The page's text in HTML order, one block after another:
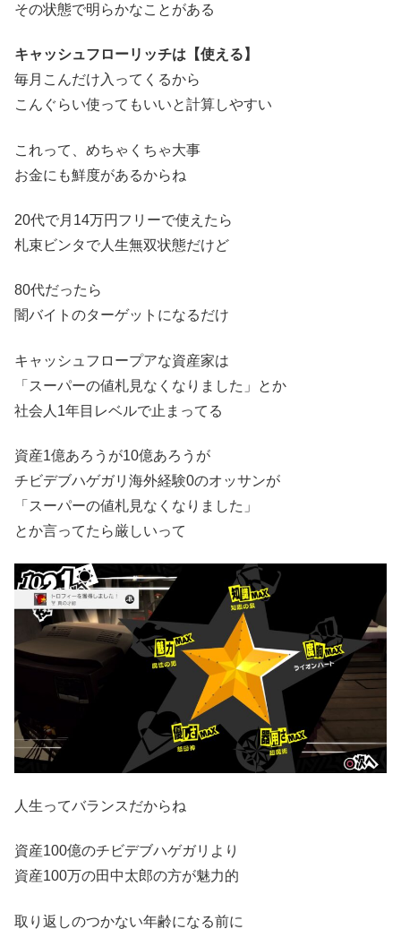
その状態で明らかなことがある
キャッシュフローリッチは【使える】
毎月こんだけ入ってくるから
こんぐらい使ってもいいと計算しやすい
これって、めちゃくちゃ大事
お金にも鮮度があるからね
20代で月14万円フリーで使えたら
札束ビンタで人生無双状態だけど
80代だったら
闇バイトのターゲットになるだけ
キャッシュフロープアな資産家は
「スーパーの値札見なくなりました」とか
社会人1年目レベルで止まってる
資産1億あろうが10億あろうが
チビデブハゲガリ海外経験0のオッサンが
「スーパーの値札見なくなりました」
とか言ってたら厳しいって
人生ってバランスだからね
資産100億のチビデブハゲガリより
資産100万の田中太郎の方が魅力的
取り返しのつかない年齢になる前に